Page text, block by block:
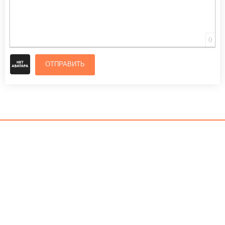
0
ОТПРАВИТЬ